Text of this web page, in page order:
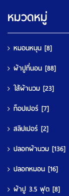
หมวดหมู่
หมอนหนุน [8]
ผ้าปูที่นอน [88]
ใส้ผ้านวม [23]
ท็อปเปอร์ [7]
สลิปเปอร์ [2]
ปลอกผ้านวม [136]
ปลอกหมอน [16]
ผ้าปู 3.5 ฟุต [8]